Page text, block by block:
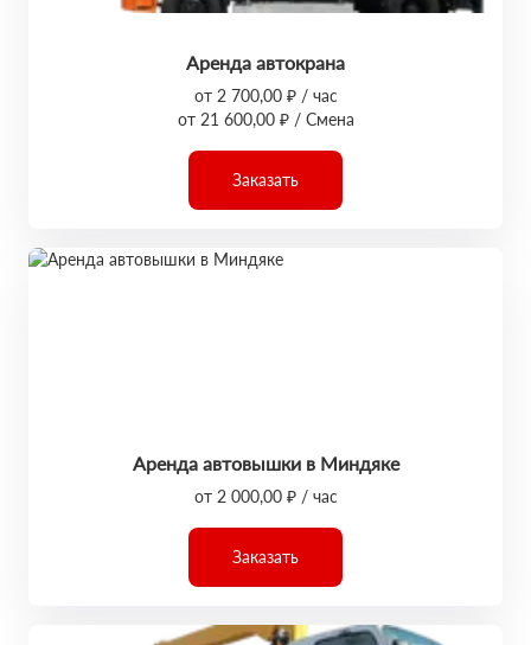
Аренда автокрана
от 2 700,00 ₽ / час
от 21 600,00 ₽ / Смена
Заказать
Аренда автовышки в Миндяке
от 2 000,00 ₽ / час
Заказать